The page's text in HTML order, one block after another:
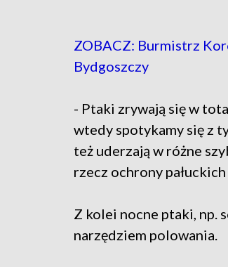
ZOBACZ: Burmistrz
Bydgoszczy
- Ptaki zrywają się w
wtedy spotykamy się z
też uderzają w różne
rzecz ochrony pałuckich
Z kolei nocne ptaki, np.
narzędziem polowania.